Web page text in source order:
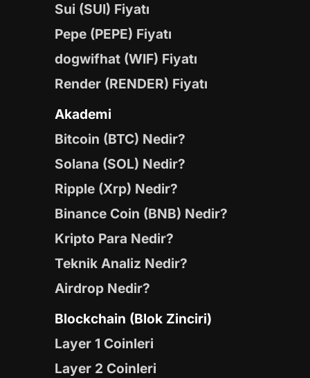
Sui (SUI) Fiyatı
Pepe (PEPE) Fiyatı
dogwifhat (WIF) Fiyatı
Render (RENDER) Fiyatı
Akademi
Bitcoin (BTC) Nedir?
Solana (SOL) Nedir?
Ripple (Xrp) Nedir?
Binance Coin (BNB) Nedir?
Kripto Para Nedir?
Teknik Analiz Nedir?
Airdrop Nedir?
Blockchain (Blok Zinciri)
Layer 1 Coinleri
Layer 2 Coinleri